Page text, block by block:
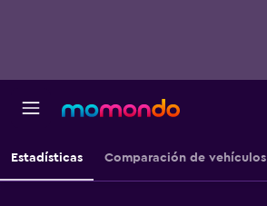
Estadísticas Comparación de vehículos